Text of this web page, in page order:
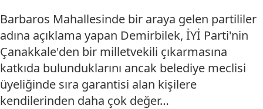
Barbaros Mahallesinde bir araya gelen partililer
adına açıklama yapan Demirbilek, İYİ Parti'nin
Çanakkale'den bir milletvekili çıkarmasına
katkıda bulunduklarını ancak belediye meclisi
üyeliğinde sıra garantisi alan kişilere
kendilerinden daha çok değer…